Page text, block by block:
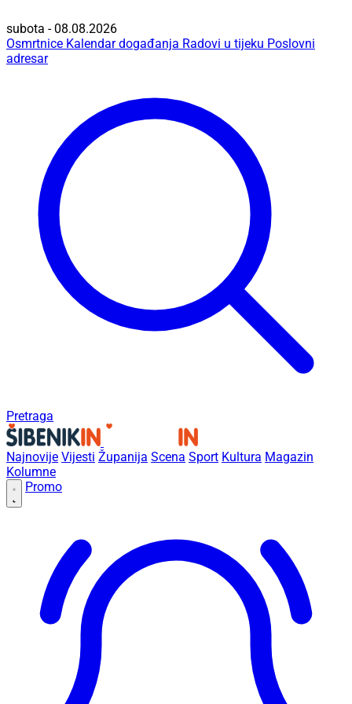
subota - 08.08.2026
Osmrtnice Kalendar događanja Radovi u tijeku Poslovni
adresar
Pretraga
Najnovije Vijesti Županija Scena Sport Kultura Magazin
Kolumne
Promo